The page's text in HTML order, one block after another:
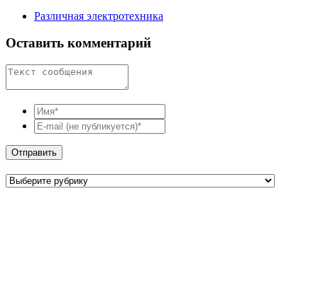
Различная электротехника
Оставить комментарий